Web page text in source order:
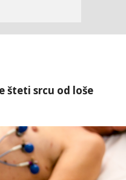
šteti srcu od loše